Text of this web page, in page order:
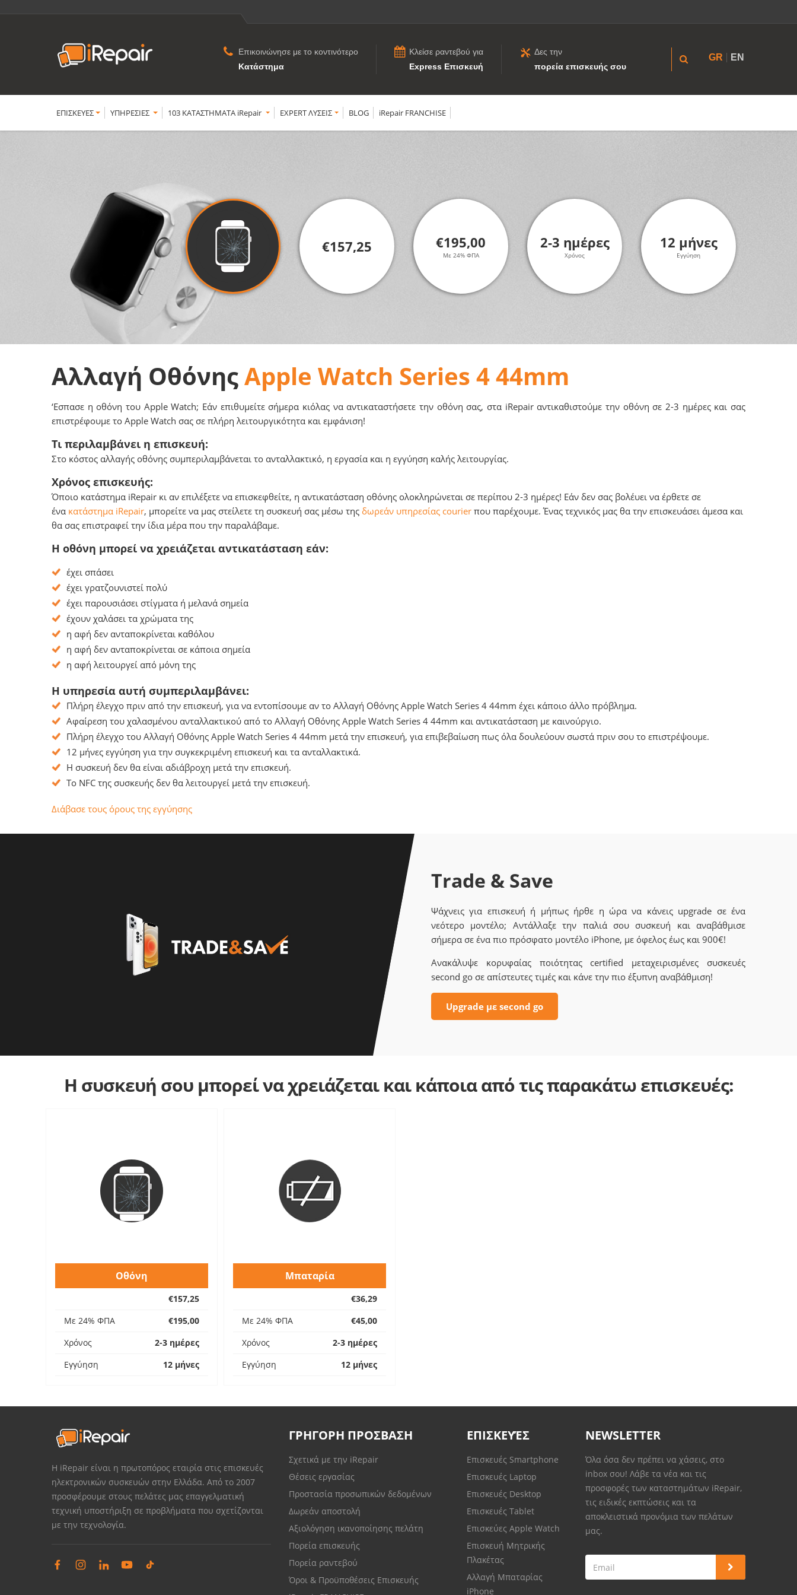
Επικοινώνησε με το κοντινότερο
Κατάστημα
Κλείσε ραντεβού για
Express Επισκευή
Δες την
πορεία επισκευής σου
GR EN
ΕΠΙΣΚΕΥΕΣ YΠΗΡΕΣΙΕΣ 103 ΚΑΤΑΣΤΗΜΑΤΑ iRepair EXPERT ΛΥΣΕΙΣ BLOG iRepair FRANCHISE
€157,25 €195,00
Με 24% ΦΠΑ
2-3 ημέρες
Χρόνος
12 μήνες
Εγγύηση
Αλλαγή ΟθόνηςApple Watch Series 4 44mm
‘Εσπασε η οθόνη του Apple Watch; Εάν επιθυμείτε σήμερα κιόλας να αντικαταστήσετε την οθόνη σας, στα iRepair αντικαθιστούμε την οθόνη σε 2-3 ημέρες και σας
επιστρέφουμε το Apple Watch σας σε πλήρη λειτουργικότητα και εμφάνιση!
Τι περιλαμβάνει η επισκευή:
Στο κόστος αλλαγής οθόνης συμπεριλαμβάνεται το ανταλλακτικό, η εργασία και η εγγύηση καλής λειτουργίας.
Χρόνος επισκευής:
Όποιο κατάστημα iRepair κι αν επιλέξετε να επισκεφθείτε, η αντικατάσταση οθόνης ολοκληρώνεται σε περίπου 2-3 ημέρες! Εάν δεν σας βολέυει να έρθετε σε
ένα κατάστημα iRepair, μπορείτε να μας στείλετε τη συσκευή σας μέσω της δωρεάν υπηρεσίας courier που παρέχουμε. Ένας τεχνικός μας θα την επισκευάσει άμεσα και
θα σας επιστραφεί την ίδια μέρα που την παραλάβαμε.
Η οθόνη μπορεί να χρειάζεται αντικατάσταση εάν:
έχει σπάσει
έχει γρατζουνιστεί πολύ
έχει παρουσιάσει στίγματα ή μελανά σημεία
έχουν χαλάσει τα χρώματα της
η αφή δεν ανταποκρίνεται καθόλου
η αφή δεν ανταποκρίνεται σε κάποια σημεία
η αφή λειτουργεί από μόνη της
Η υπηρεσία αυτή συμπεριλαμβάνει:
Πλήρη έλεγχο πριν από την επισκευή, για να εντοπίσουμε αν το Αλλαγή Οθόνης Apple Watch Series 4 44mm έχει κάποιο άλλο πρόβλημα.
Αφαίρεση του χαλασμένου ανταλλακτικού από το Αλλαγή Οθόνης Apple Watch Series 4 44mm και αντικατάσταση με καινούργιο.
Πλήρη έλεγχο του Αλλαγή Οθόνης Apple Watch Series 4 44mm μετά την επισκευή, για επιβεβαίωση πως όλα δουλεύουν σωστά πριν σου το επιστρέψουμε.
12 μήνες εγγύηση για την συγκεκριμένη επισκευή και τα ανταλλακτικά.
Η συσκευή δεν θα είναι αδιάβροχη μετά την επισκευή.
Το NFC της συσκευής δεν θα λειτουργεί μετά την επισκευή.
Διάβασε τους όρους της εγγύησης
Trade & Save
Ψάχνεις για επισκευή ή μήπως ήρθε η ώρα να κάνεις upgrade σε ένα
νεότερο μοντέλο; Αντάλλαξε την παλιά σου συσκευή και αναβάθμισε
σήμερα σε ένα πιο πρόσφατο μοντέλο iPhone, με όφελος έως και 900€!
Ανακάλυψε κορυφαίας ποιότητας certified μεταχειρισμένες συσκευές
second go σε απίστευτες τιμές και κάνε την πιο έξυπνη αναβάθμιση!
Upgrade με second go
Η συσκευή σου μπορεί να χρειάζεται και κάποια από τις παρακάτω επισκευές:
Οθόνη
€157,25
Με 24% ΦΠΑ
€195,00
Χρόνος
2-3 ημέρες
Εγγύηση
12 μήνες
Μπαταρία
€36,29
Με 24% ΦΠΑ
€45,00
Χρόνος
2-3 ημέρες
Εγγύηση
12 μήνες
Η iRepair είναι η πρωτοπόρος εταιρία στις επισκευές
ηλεκτρονικών συσκευών στην Ελλάδα. Από το 2007
προσφέρουμε στους πελάτες μας επαγγελματική
τεχνική υποστήριξη σε προβλήματα που σχετίζονται
με την τεχνολογία.
ΓΡΗΓΟΡΗ ΠΡΟΣΒΑΣΗ
Σχετικά με την iRepair
Θέσεις εργασίας
Προστασία προσωπικών δεδομένων
Δωρεάν αποστολή
Αξιολόγηση ικανοποίησης πελάτη
Πορεία επισκευής
Πορεία ραντεβού
Όροι & Προϋποθέσεις Επισκευής
ΕΠΙΣΚΕΥΈΣ
Επισκευές Smartphone
Επισκευές Laptop
Επισκευές Desktop
Επισκευές Tablet
Επισκεύες Apple Watch
Επισκευή Μητρικής
Πλακέτας
Αλλαγή Μπαταρίας
iPhone
NEWSLETTER
Όλα όσα δεν πρέπει να χάσεις, στο
inbox σου! Λάβε τα νέα και τις
προσφορές των καταστημάτων iRepair,
τις ειδικές εκπτώσεις και τα
αποκλειστικά προνόμια των πελάτων
μας.